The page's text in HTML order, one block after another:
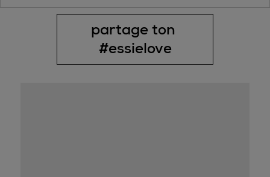
partage ton
#essielove